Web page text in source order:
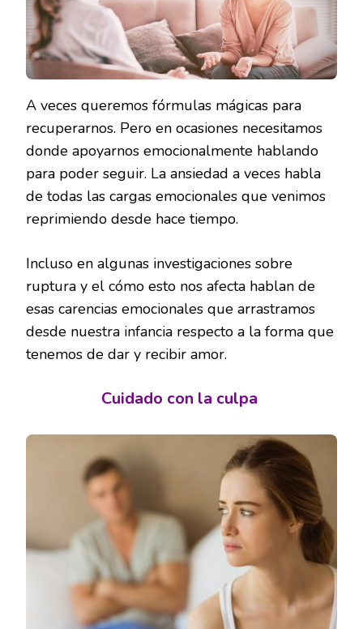
A veces queremos fórmulas mágicas para
recuperarnos. Pero en ocasiones necesitamos
donde apoyarnos emocionalmente hablando
para poder seguir. La ansiedad a veces habla
de todas las cargas emocionales que venimos
reprimiendo desde hace tiempo.
Incluso en algunas investigaciones sobre
ruptura y el cómo esto nos afecta hablan de
esas carencias emocionales que arrastramos
desde nuestra infancia respecto a la forma que
tenemos de dar y recibir amor.
Cuidado con la culpa